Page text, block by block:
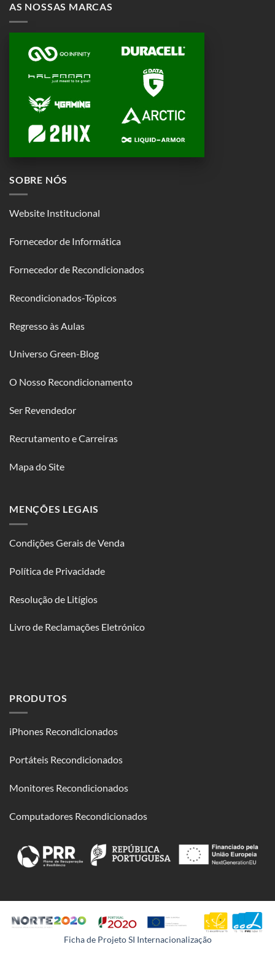
AS NOSSAS MARCAS
SOBRE NÓS
Website Institucional
Fornecedor de Informática
Fornecedor de Recondicionados
Recondicionados-Tópicos
Regresso às Aulas
Universo Green-Blog
O Nosso Recondicionamento
Ser Revendedor
Recrutamento e Carreiras
Mapa do Site
MENÇÕES LEGAIS
Condições Gerais de Venda
Política de Privacidade
Resolução de Litígios
Livro de Reclamações Eletrónico
PRODUTOS
iPhones Recondicionados
Portáteis Recondicionados
Monitores Recondicionados
Computadores Recondicionados
Ficha de Projeto SI Internacionalização